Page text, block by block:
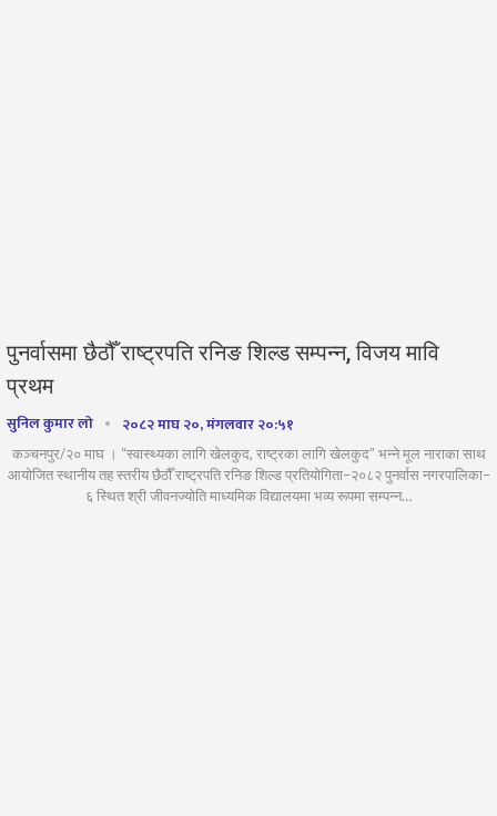
पुनर्वासमा छैठौँ राष्ट्रपति रनिङ शिल्ड सम्पन्न, विजय मावि
प्रथम
सुनिल कुमार लो २०८२ माघ २०, मंगलवार २०:५१
कञ्चनपुर/२० माघ । “स्वास्थ्यका लागि खेलकुद, राष्ट्रका लागि खेलकुद” भन्ने मूल नाराका साथ
आयोजित स्थानीय तह स्तरीय छैठौँ राष्ट्रपति रनिङ शिल्ड प्रतियोगिता–२०८२ पुनर्वास नगरपालिका–
६ स्थित श्री जीवनज्योति माध्यमिक विद्यालयमा भव्य रूपमा सम्पन्न…